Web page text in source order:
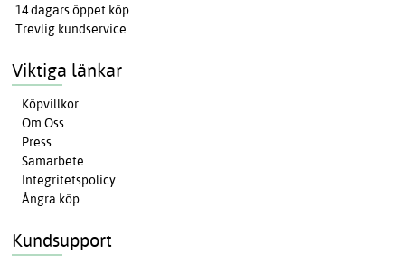
14 dagars öppet köp
Trevlig kundservice
Viktiga länkar
Köpvillkor
Om Oss
Press
Samarbete
Integritetspolicy
Ångra köp
Kundsupport